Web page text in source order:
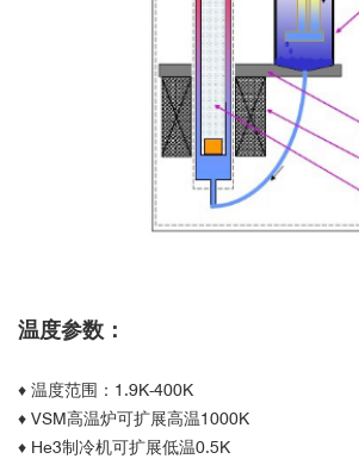
温度参数：
♦ 温度范围：1.9K-400K
♦ VSM高温炉可扩展高温1000K
♦ He3制冷机可扩展低温0.5K